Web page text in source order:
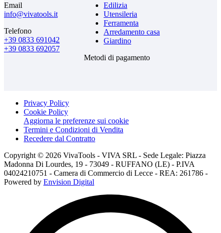
Email
info@vivatools.it
Telefono
+39 0833 691042
+39 0833 692057
Edilizia
Utensileria
Ferramenta
Arredamento casa
Giardino
Metodi di pagamento
Privacy Policy
Cookie Policy
Aggiorna le preferenze sui cookie
Termini e Condizioni di Vendita
Recedere dal Contratto
Copyright © 2026 VivaTools - VIVA SRL - Sede Legale: Piazza
Madonna Di Lourdes, 19 - 73049 - RUFFANO (LE) - P.IVA
04024210751 - Camera di Commercio di Lecce - REA: 261786 -
Powered by Envision Digital